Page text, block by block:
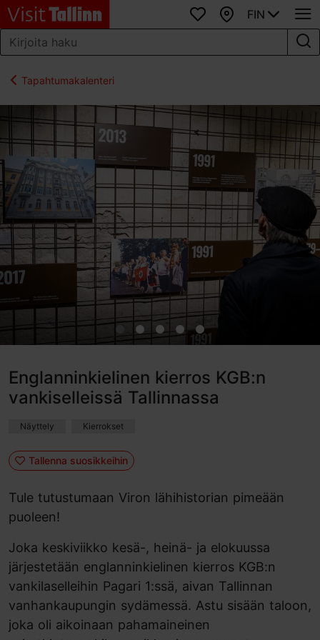
SuosikitKartta
FIN
Tapahtumakalenteri
Englanninkielinen kierros KGB:n
vankiselleissä Tallinnassa
Näyttely Kierrokset
Tallenna suosikkeihin
Tule tutustumaan Viron lähihistorian pimeään
puoleen!
Joka keskiviikko kesä-, heinä- ja elokuussa
järjestetään englanninkielinen kierros KGB:n
vankilaselleihin Pagari 1:ssä, aivan Tallinnan
vanhankaupungin sydämessä. Astu sisään taloon,
joka oli aikoinaan pahamaineinen